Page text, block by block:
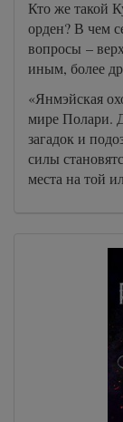
Кто же такой
орден? В чем
вопросы –
иным, более
«Янмэйская
мире Полари.
загадок и
силы
места на той